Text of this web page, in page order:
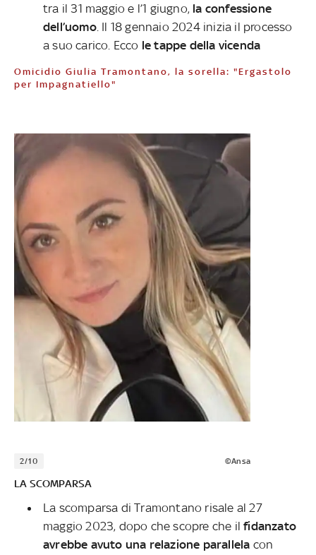
tra il 31 maggio e l’1 giugno, la confessione
dell’uomo. Il 18 gennaio 2024 inizia il processo
a suo carico. Ecco le tappe della vicenda
Omicidio Giulia Tramontano, la sorella: "Ergastolo
per Impagnatiello"
2/10 ©Ansa
LA SCOMPARSA
La scomparsa di Tramontano risale al 27
maggio 2023, dopo che scopre che ilfidanzato
avrebbe avuto una relazione parallela con